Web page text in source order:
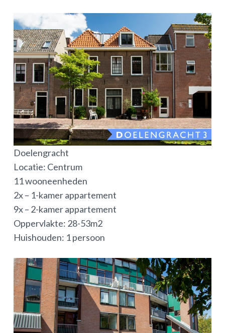
Doelengracht
Locatie: Centrum
11 wooneenheden
2x – 1-kamer appartement
9x – 2-kamer appartement
Oppervlakte: 28-53m2
Huishouden: 1 persoon